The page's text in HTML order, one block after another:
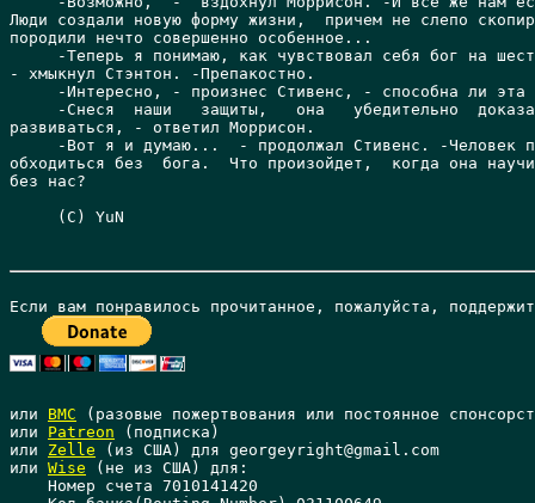
или BMC (разовые пожертвования или постоянное
или Patreon (подписка)
или Zelle (из США) для georgeyright@gmail.com
или Wise (не из США) для:
    Номер счета 7010141420